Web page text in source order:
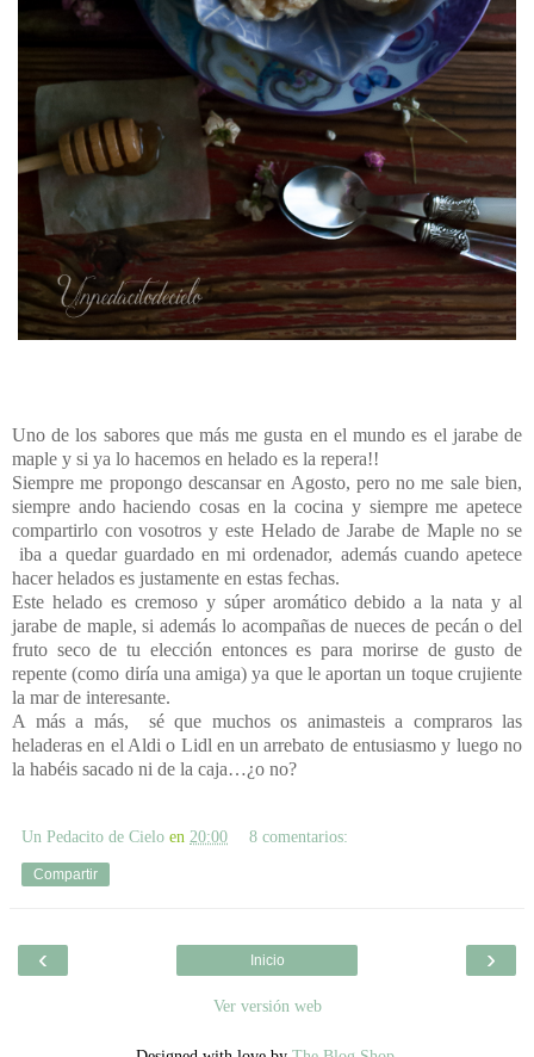
Uno de los sabores que más me gusta en el mundo es el jarabe de
maple y si ya lo hacemos en helado es la repera!!
Siempre me propongo descansar en Agosto, pero no me sale bien,
siempre ando haciendo cosas en la cocina y siempre me apetece
compartirlo con vosotros y este Helado de Jarabe de Maple no se
iba a quedar guardado en mi ordenador, además cuando apetece
hacer helados es justamente en estas fechas.
Este helado es cremoso y súper aromático debido a la nata y al
jarabe de maple, si además lo acompañas de nueces de pecán o del
fruto seco de tu elección entonces es para morirse de gusto de
repente (como diría una amiga) ya que le aportan un toque crujiente
la mar de interesante.
A más a más,
sé que muchos os animasteis a compraros las
heladeras en el Aldi o Lidl en un arrebato de entusiasmo y luego no
la habéis sacado ni de la caja…¿o no?
Un Pedacito de Cielo en 20:00 8 comentarios:
Compartir
‹ ›
Inicio
Ver versión web